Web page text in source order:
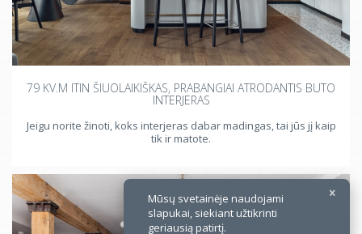
79 KV.M ITIN ŠIUOLAIKIŠKAS, PRABANGIAI ATRODANTIS BUTO
INTERJERAS
Jeigu norite žinoti, koks interjeras dabar madingas, tai jūs jį kaip
tik ir matote.
Mūsų svetainėje naudojami
slapukai, siekiant užtikrinti
geriausią patirtį.